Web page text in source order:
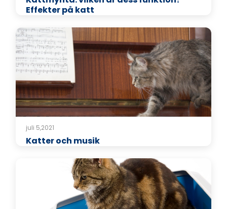
Effekter på katt
juli 5,2021
Katter och musik